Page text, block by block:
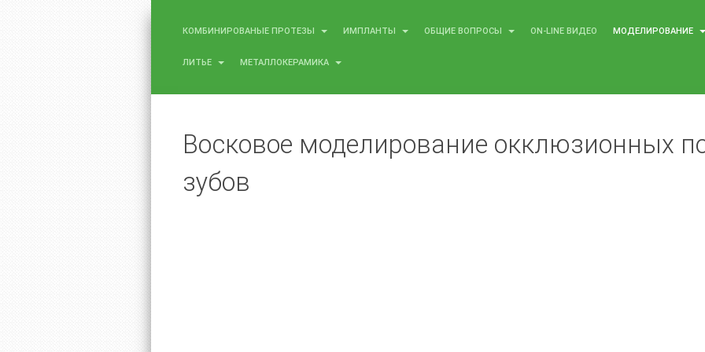
КОМБИНИРОВАНЫЕ ПРОТЕЗЫ ИМПЛАНТЫ ОБЩИЕ ВОПРОСЫ ON-LINE ВИДЕО МОДЕЛИРОВАНИЕ
ЛИТЬЕ МЕТАЛЛОКЕРАМИКА
Восковое моделирование окклюзионных
зубов